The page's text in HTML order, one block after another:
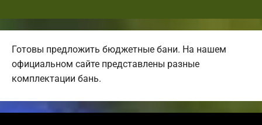
Готовы предложить бюджетные бани. На нашем
официальном сайте представлены разные
комплектации бань.